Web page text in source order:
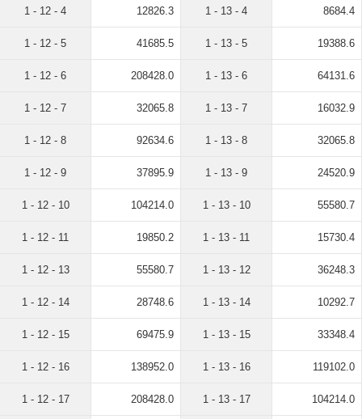
1 - 12 - 4 12826.3
1 - 12 - 5 41685.5
1 - 12 - 6 208428.0
1 - 12 - 7 32065.8
1 - 12 - 8 92634.6
1 - 12 - 9 37895.9
1 - 12 - 10 104214.0
1 - 12 - 11 19850.2
1 - 12 - 13 55580.7
1 - 12 - 14 28748.6
1 - 12 - 15 69475.9
1 - 12 - 16 138952.0
1 - 12 - 17 208428.0
1 - 13 - 4 8684.4
1 - 13 - 5 19388.6
1 - 13 - 6 64131.6
1 - 13 - 7 16032.9
1 - 13 - 8 32065.8
1 - 13 - 9 24520.9
1 - 13 - 10 55580.7
1 - 13 - 11 15730.4
1 - 13 - 12 36248.3
1 - 13 - 14 10292.7
1 - 13 - 15 33348.4
1 - 13 - 16 119102.0
1 - 13 - 17 104214.0